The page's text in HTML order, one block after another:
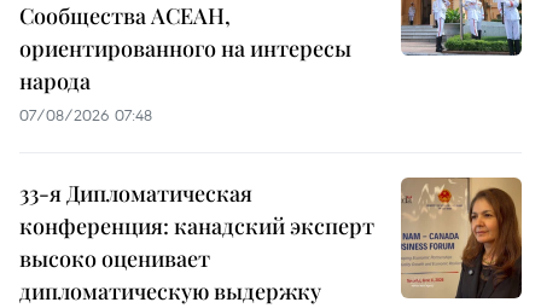
Сообщества АСЕАН,
ориентированного на интересы
народа
07/08/2026 07:48
33-я Дипломатическая
конференция: канадский эксперт
высоко оценивает
дипломатическую выдержку